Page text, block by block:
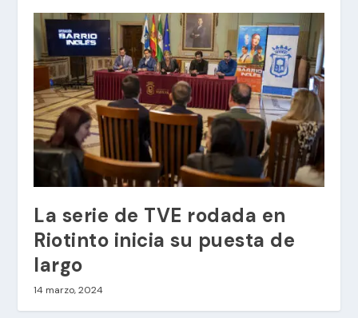
La serie de TVE rodada en
Riotinto inicia su puesta de
largo
14 marzo, 2024